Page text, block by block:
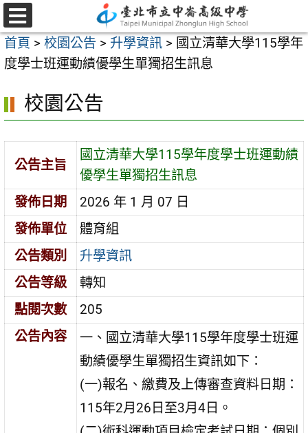
跳
至
主
要
容
選
單
首頁 > 校園公告 > 升學資訊 > 國立清華大學115學年
度學士班運動績優學生單獨招生訊息
校園公告
公告主旨
國立清華大學115學年度學士班運動績
優學生單獨招生訊息
發佈日期
2026 年 1 月 07 日
發佈單位
體育組
公告類別
升學資訊
公告等級
轉知
點閱次數
205
公告內容
一、國立清華大學115學年度學士班運
動績優學生單獨招生資訊如下：
(一)報名、繳費及上傳審查資料日期：
115年2月26日至3月4日。